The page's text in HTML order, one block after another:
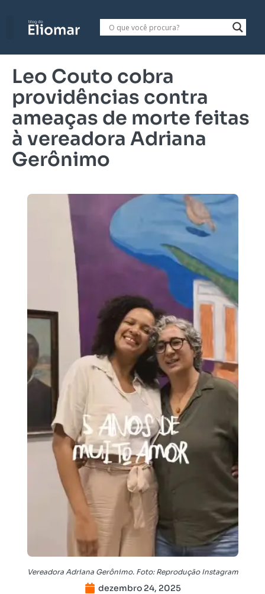
Leo Couto cobra
providências contra
ameaças de morte feitas
à vereadora Adriana
Gerônimo
Vereadora Adriana Gerônimo. Foto: Reprodução Instagram
dezembro 24, 2025